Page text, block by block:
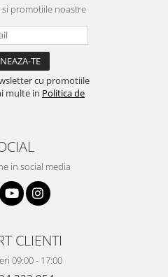
promotiile noastre
cu promotiile
multe in Politica de
in social media
CLIENTI
09:00 - 17:00